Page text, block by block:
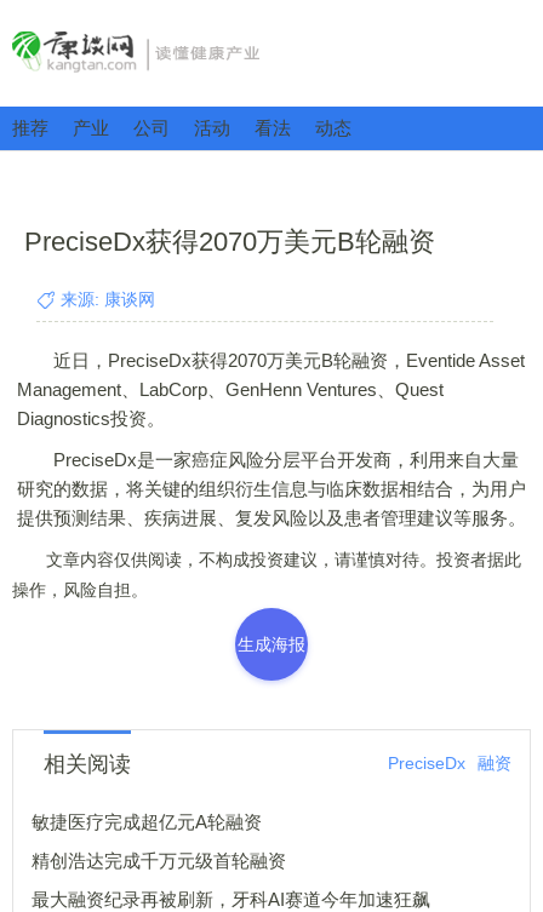
推荐 产业 公司 活动 看法 动态
PreciseDx获得2070万美元B轮融资
来源: 康谈网
近日，PreciseDx获得2070万美元B轮融资，Eventide Asset
Management、LabCorp、GenHenn Ventures、Quest
Diagnostics投资。
PreciseDx是一家癌症风险分层平台开发商，利用来自大量
研究的数据，将关键的组织衍生信息与临床数据相结合，为用户
提供预测结果、疾病进展、复发风险以及患者管理建议等服务。
文章内容仅供阅读，不构成投资建议，请谨慎对待。投资者据此
操作，风险自担。
生成海报
相关阅读 PreciseDx 融资
敏捷医疗完成超亿元A轮融资
精创浩达完成千万元级首轮融资
最大融资纪录再被刷新，牙科AI赛道今年加速狂飙